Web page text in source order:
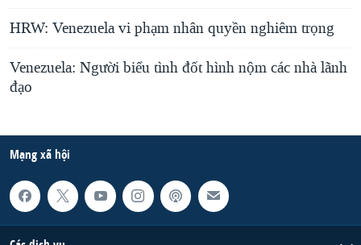
HRW: Venezuela vi phạm nhân quyền nghiêm trọng
Venezuela: Người biểu tình đốt hình nộm các nhà lãnh
đạo
Mạng xã hội